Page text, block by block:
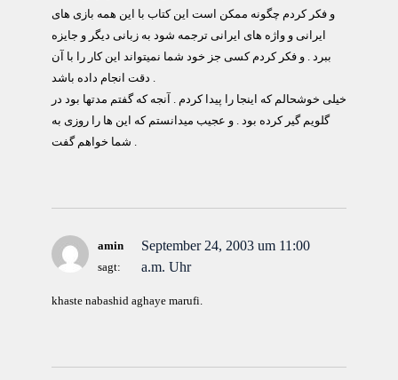
و فکر کردم چگونه ممکن است این کتاب با این همه بازی های
ایرانی و واژه های ایرانی ترجمه شود به زبانی دیگر و جایزه
ببرد . و فکر کردم کسی جز خود شما نمیتواند این کار را با آن
دقت انجام داده باشد .
خیلی خوشحالم که اینجا را پیدا کردم . آنجه که گفتم مدتها بود در
گلویم گیر کرده بود . و عجیب میدانستم که این ها را روزی به
شما خواهم گفت .
amin
sagt:
September 24, 2003 um 11:00
a.m. Uhr
khaste nabashid aghaye marufi.